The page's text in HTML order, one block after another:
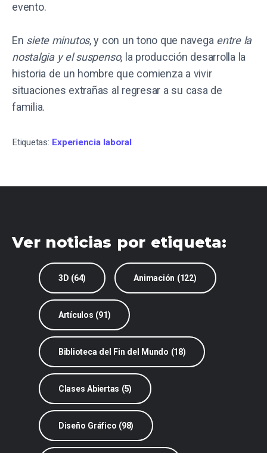
evento.
En siete minutos, y con un tono que navega entre la
nostalgia y el suspenso, la producción desarrolla la
historia de un hombre que comienza a vivir
situaciones extrañas al regresar a su casa de
familia.
Etiquetas: Experiencia laboral
Ver noticias por etiqueta:
3D (64) Animación (122)
Artículos (91)
Biblioteca del Fin del Mundo (18)
Clases Abiertas (5)
Diseño Gráfico (98)